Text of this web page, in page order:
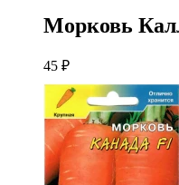
Морковь
45 ₽